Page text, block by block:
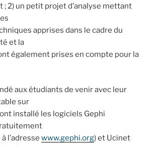
; 2) un petit projet d’analyse mettant
apprises dans le cadre du
et la
également prises en compte pour la
aux étudiants de venir avec leur
sur
installé les logiciels Gephi
l’adresse www.gephi.org) et Ucinet